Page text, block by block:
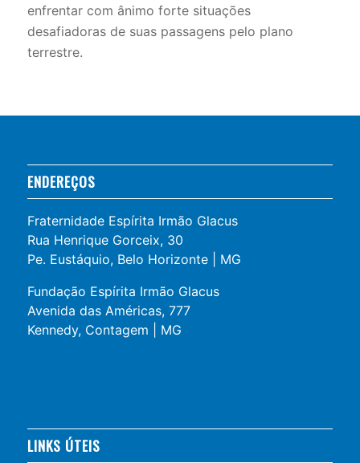
enfrentar com ânimo forte situações
desafiadoras de suas passagens pelo plano
terrestre.
ENDEREÇOS
Fraternidade Espírita Irmão Glacus
Rua Henrique Gorceix, 30
Pe. Eustáquio, Belo Horizonte | MG
Fundação Espírita Irmão Glacus
Avenida das Américas, 777
Kennedy, Contagem | MG
LINKS ÚTEIS